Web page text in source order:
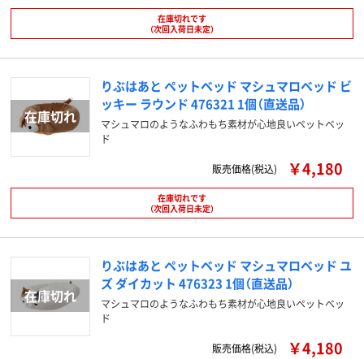
在庫切れです
（次回入荷日未定）
りぶはあと ペットベッド マシュマロベッド ビ
ッキー ラウンド 476321 1個（直送品）
マシュマロのようなふわもち素材が心地良いペットベッ
ド
販売価格(税込) ￥4,180
在庫切れです
（次回入荷日未定）
りぶはあと ペットベッド マシュマロベッド ユ
ズ ダイカット 476323 1個（直送品）
マシュマロのようなふわもち素材が心地良いペットベッ
ド
販売価格(税込) ￥4,180